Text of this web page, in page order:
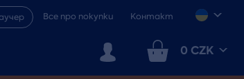
Все про покупки Контакт
0 CZK